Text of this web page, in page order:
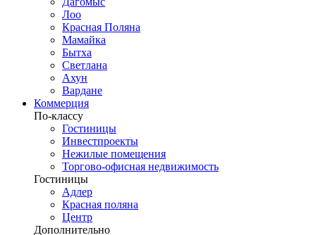
Лоо
Красная Поляна
Мамайка
Бытха
Светлана
Ахун
Вардане
Коммерция
По-классу
Гостиницы
Инвестпроекты
Нежилые помещения
Торгово-офисная недвижимость
Гостиницы
Адлер
Красная поляна
Центр
Дополнительно